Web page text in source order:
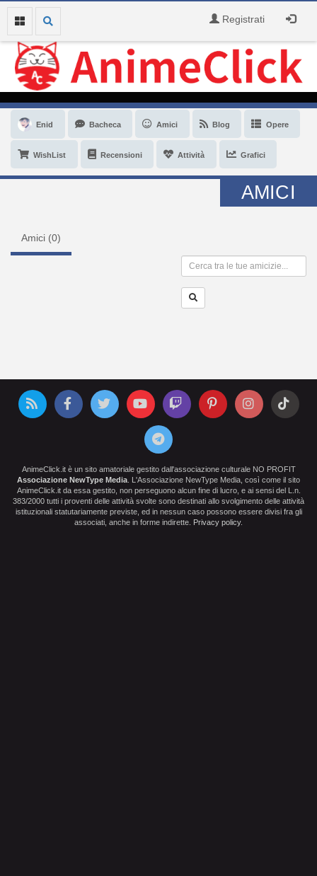
Registrati
Enid Bacheca Amici Blog Opere
WishList Recensioni Attività Grafici
AMICI
Amici (0)
AnimeClick.it è un sito amatoriale gestito dall'associazione culturale NO PROFIT
Associazione NewType Media . L'Associazione NewType Media, così come il sito
AnimeClick.it da essa gestito, non perseguono alcun fine di lucro, e ai sensi del L.n.
383/2000 tutti i proventi delle attività svolte sono destinati allo svolgimento delle attività
istituzionali statutariamente previste, ed in nessun caso possono essere divisi fra gli
associati, anche in forme indirette. Privacy policy.